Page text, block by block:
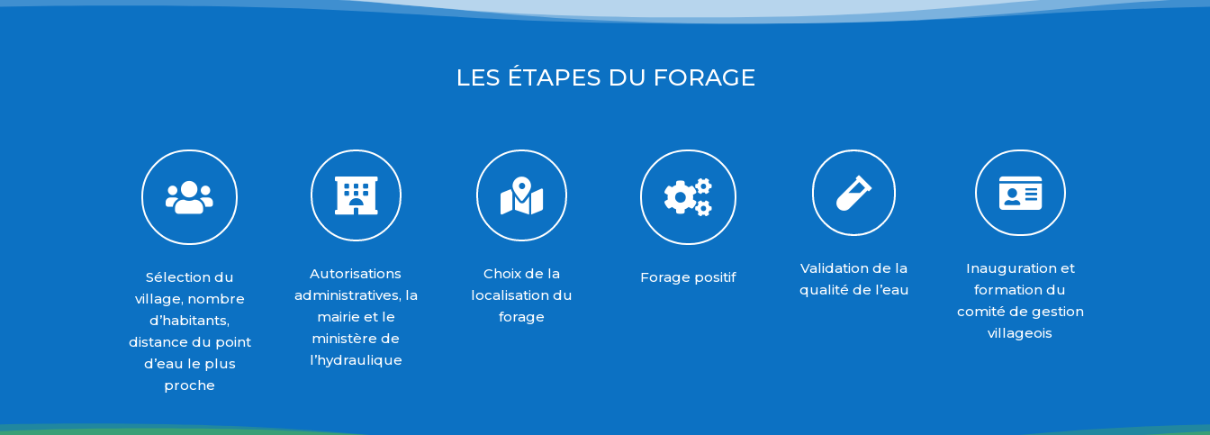
LES ÉTAPES DU FORAGE

Sélection du
village, nombre
d’habitants,
distance du point
d’eau le plus
proche

Autorisations
administratives, la
mairie et le
ministère de
l’hydraulique

Choix de la
localisation du
forage

Forage positif

Validation de la
qualité de l’eau

Inauguration et
formation du
comité de gestion
villageois